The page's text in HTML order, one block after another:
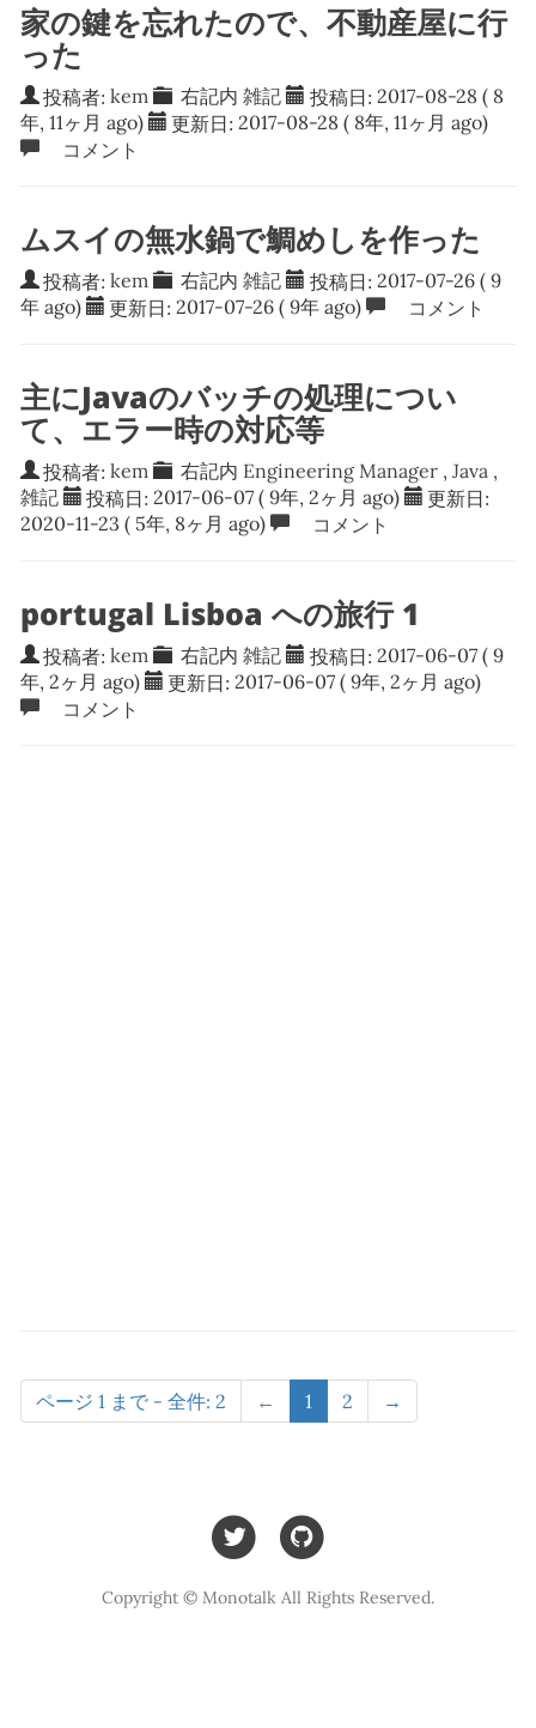
家の鍵を忘れたので、不動産屋に行
った
投稿者: kem 右記内雑記 投稿日: 2017-08-28( 8
年, 11ヶ月 ago)
更新日: 2017-08-28 ( 8年, 11ヶ月 ago)
コメント
ムスイの無水鍋で鯛めしを作った
投稿者: kem 右記内雑記 投稿日: 2017-07-26( 9
年 ago)
更新日: 2017-07-26 ( 9年 ago) コメント
主にJavaのバッチの処理につい
て、エラー時の対応等
投稿者: kem 右記内 Engineering Manager ,Java ,
雑記
投稿日: 2017-06-07 ( 9年, 2ヶ月 ago) 更新日:
2020-11-23 ( 5年, 8ヶ月 ago) コメント
portugal Lisboa への旅行 1
投稿者: kem 右記内雑記 投稿日: 2017-06-07( 9
年, 2ヶ月 ago)
更新日: 2017-06-07 ( 9年, 2ヶ月 ago)
コメント
ページ 1 まで - 全件: 2 ← 1 2 →
Copyright © Monotalk All Rights Reserved.